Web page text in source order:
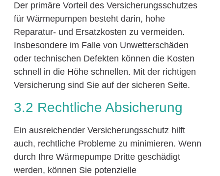
Der primäre Vorteil des Versicherungsschutzes
für Wärmepumpen besteht darin, hohe
Reparatur- und Ersatzkosten zu vermeiden.
Insbesondere im Falle von Unwetterschäden
oder technischen Defekten können die Kosten
schnell in die Höhe schnellen. Mit der richtigen
Versicherung sind Sie auf der sicheren Seite.
3.2 Rechtliche Absicherung
Ein ausreichender Versicherungsschutz hilft
auch, rechtliche Probleme zu minimieren. Wenn
durch Ihre Wärmepumpe Dritte geschädigt
werden, können Sie potenzielle